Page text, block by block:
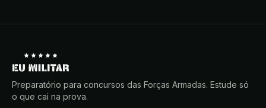
Preparatório para concursos das Forças Armadas. Estude só
o que cai na prova.